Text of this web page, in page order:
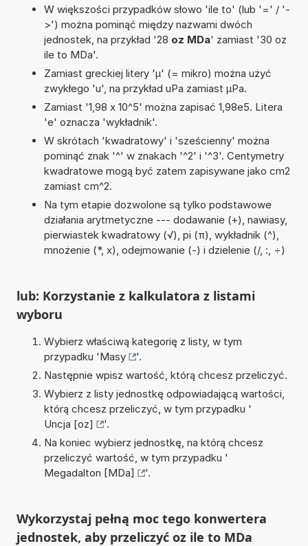
W większości przypadków słowo 'ile to' (lub '=' / '-
>') można pominąć między nazwami dwóch
jednostek, na przykład '28 oz MDa' zamiast '30 oz
ile to MDa'.
Zamiast greckiej litery 'µ' (= mikro) można użyć
zwykłego 'u', na przykład uPa zamiast µPa.
Zamiast '1,98 x 10^5' można zapisać 1,98e5. Litera
'e' oznacza 'wykładnik'.
W skrótach 'kwadratowy' i 'sześcienny' można
pominąć znak '^' w znakach '^2' i '^3'. Centymetry
kwadratowe mogą być zatem zapisywane jako cm2
zamiast cm^2.
Na tym etapie dozwolone są tylko podstawowe
działania arytmetyczne --- dodawanie (+), nawiasy,
pierwiastek kwadratowy (√), pi (π), wykładnik (^),
mnożenie (*, x), odejmowanie (-) i dzielenie (/, :, ÷)
lub: Korzystanie z kalkulatora z listami
wyboru
Wybierz właściwą kategorię z listy, w tym
przypadku 'Masy
'.
Następnie wpisz wartość, którą chcesz przeliczyć.
Wybierz z listy jednostkę odpowiadającą wartości,
którą chcesz przeliczyć, w tym przypadku '
Uncja [oz]
'.
Na koniec wybierz jednostkę, na którą chcesz
przeliczyć wartość, w tym przypadku '
Megadalton [MDa]
'.
Wykorzystaj pełną moc tego konwertera
jednostek, aby przeliczyć oz ile to MDa